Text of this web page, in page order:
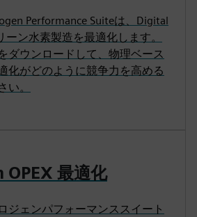
Performance Suiteは、Digital
ーン水素製造を最適化します。
ダウンロードして、物理ベース
化がどのように競争力を高める
い。
最適化
ジェンパフォーマンススイート